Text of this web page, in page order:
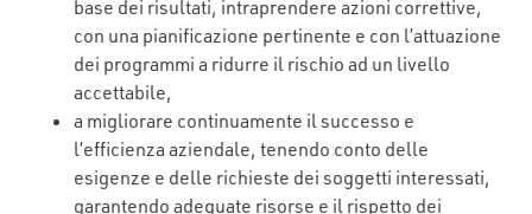
base dei risultati, intraprendere azioni correttive,
con una pianificazione pertinente e con l’attuazione
dei programmi a ridurre il rischio ad un livello
accettabile,
a migliorare continuamente il successo e
l’efficienza aziendale, tenendo conto delle
esigenze e delle richieste dei soggetti interessati,
garantendo adeguate risorse e il rispetto dei